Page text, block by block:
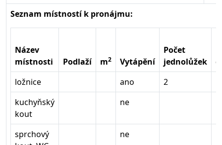
Seznam místností k pronájmu:
Název
místnosti
Podlaží m2 Vytápění
Počet
jednolůžek
ložnice
ano 2
kuchyňský
kout
ne
sprchový
ne